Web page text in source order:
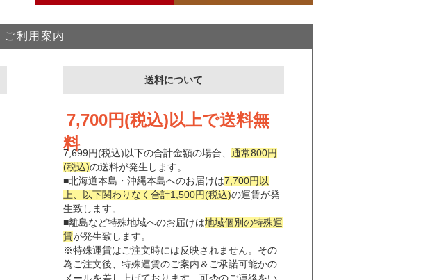
ご利用案内
送料について
7,700円(税込)以上で送料無
料
7,699円(税込)以下の合計金額の場合、 通常800円
(税込)の送料が発生します。
■北海道本島・沖縄本島へのお届けは7,700円以
上、以下関わりなく合計1,500円(税込)の運賃が発
生致します。
■離島など特殊地域へのお届けは地域個別の特殊運
賃が発生致します。
※特殊運賃はご注文時には反映されません。その
為ご注文後、特殊運賃のご案内＆ご承諾可能かの